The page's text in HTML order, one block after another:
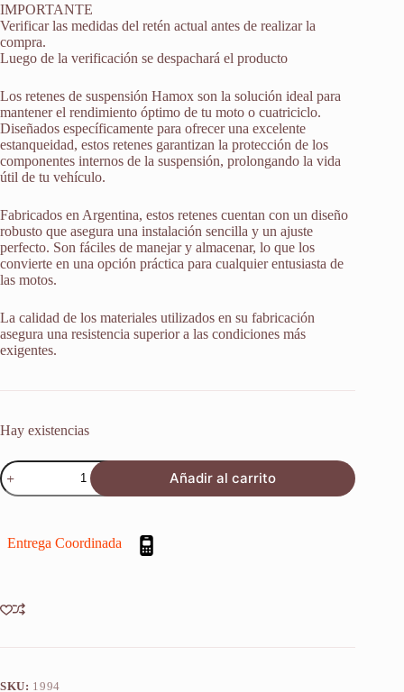
IMPORTANTE
Verificar las medidas del retén actual antes de realizar la
compra.
Luego de la verificación se despachará el producto
Los retenes de suspensión Hamox son la solución ideal para
mantener el rendimiento óptimo de tu moto o cuatriciclo.
Diseñados específicamente para ofrecer una excelente
estanqueidad, estos retenes garantizan la protección de los
componentes internos de la suspensión, prolongando la vida
útil de tu vehículo.
Fabricados en Argentina, estos retenes cuentan con un diseño
robusto que asegura una instalación sencilla y un ajuste
perfecto. Son fáciles de manejar y almacenar, lo que los
convierte en una opción práctica para cualquier entusiasta de
las motos.
La calidad de los materiales utilizados en su fabricación
asegura una resistencia superior a las condiciones más
exigentes.
Hay existencias
Retenes
Suspensión
Honda
Hawk
X2u
cantidad
Añadir al carrito
Entrega Coordinada
SKU: 1994